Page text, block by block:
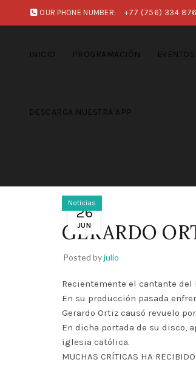
OUR PHONE NUMBER: +77 (756) 334 876
INICIO PROGRAMACIÓN EVENTOS
DESCARGA NUESTRA APP
26
JUN
Noticias
GERARDO
Posted byjulio
Recientemente el cantante del
En su producción pasada
Gerardo Ortiz causó revuelo
En dicha portada de su disco,
iglesia católica.
MUCHAS CRÍTICAS HA